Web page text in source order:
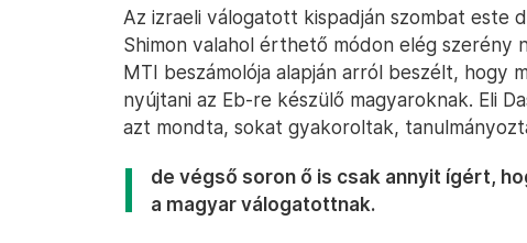
Az izraeli válogatott kispadján szombat este
Shimon valahol érthető módon elég szerény
MTI beszámolója alapján arról beszélt, hogy
nyújtani az Eb-re készülő magyaroknak. Eli
azt mondta, sokat gyakoroltak,
de végső soron ő is csak annyit ígért,
a magyar válogatottnak.